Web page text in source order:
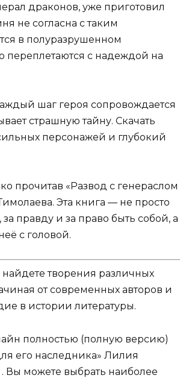
драконов, уже приготовил
не согласна с таким
в полуразрушенном
переплетаются с надеждой на
шаг героя сопровождается
страшную тайну. Скачать
персонажей и глубокий
прочитав «Развод с генераслом
Эта книга — не просто
правду и за право быть собой, а
с головой.
творения различных
от современных авторов и
в истории литературы.
полностью (полную версию)
его наследника» Лилия
Вы можете выбрать наиболее